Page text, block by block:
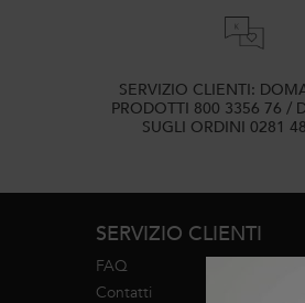
SERVIZIO CLIENTI:
PRODOTTI 800 3356 76 /
SUGLI ORDINI 0281
SERVIZIO CLIENTI
FAQ
Contatti